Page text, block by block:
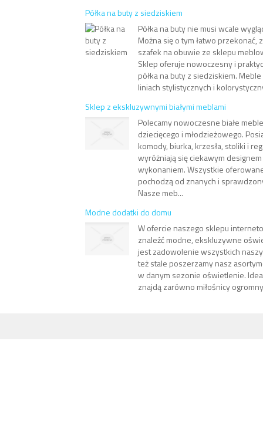
Półka na buty z siedziskiem
Półka na buty nie musi wcale
Można się o tym łatwo przekonać,
szafek na obuwie ze sklepu
Sklep oferuje nowoczesny i
półka na buty z siedziskiem.
liniach stylistycznych i
Sklep z ekskluzywnymi białymi meblami
Polecamy nowoczesne białe
dziecięcego i młodzieżowego.
komody, biurka, krzesła, stoliki i
wyróżniają się ciekawym
wykonaniem. Wszystkie
pochodzą od znanych i
Nasze meb...
Modne dodatki do domu
W ofercie naszego sklepu
znaleźć modne, ekskluzywne
jest zadowolenie wszystkich
też stale poszerzamy nasz
w danym sezonie oświetlenie.
znajdą zarówno miłośnicy